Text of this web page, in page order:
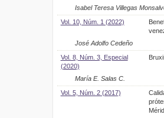
Isabel Teresa Villegas
Vol. 10, Núm. 1 (2022)
José Adolfo Cedeño
Vol. 8, Núm. 3, Especial
(2020)
María E. Salas C.
Vol. 5, Núm. 2 (2017)